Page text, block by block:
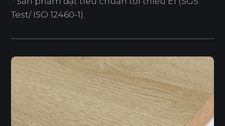
Test/ ISO 12460-1).